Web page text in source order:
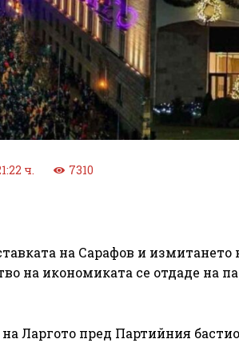
ч. 7310
на Сарафов и измитането
на икономиката се отдаде на
Ларгото пред Партийния